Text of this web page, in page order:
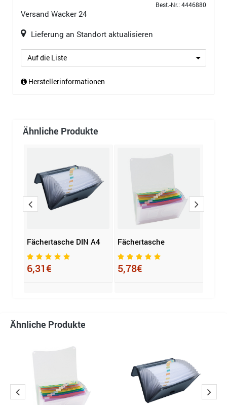
Best.-Nr.: 4446880
Versand Wacker 24
Lieferung an Standort aktualisieren
Auf die Liste
Herstellerinformationen
Ähnliche Produkte
Fächertasche DIN A4
6,31€
Fächertasche
5,78€
Ähnliche Produkte